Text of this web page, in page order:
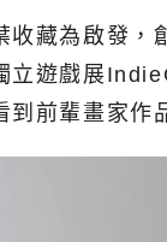
收藏為啟發，
立遊戲展
到前輩畫家作